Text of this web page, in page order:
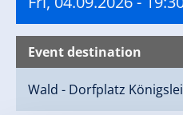
Event destination
Wald - Dorfplatz